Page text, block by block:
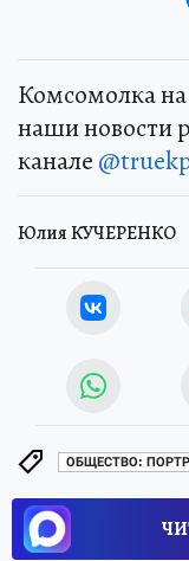
Комсомолка
наши новости
канале
Юлия КУЧЕРЕНКО
ОБЩЕСТВО: